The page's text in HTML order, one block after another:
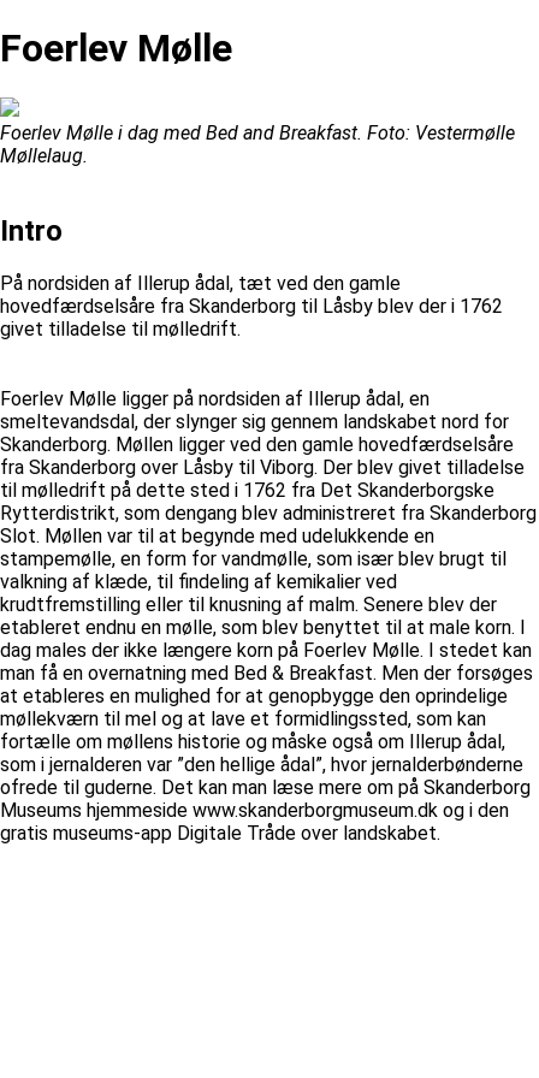
Foerlev Mølle
Foerlev Mølle i dag med Bed and Breakfast. Foto: Vestermølle
Møllelaug.
Intro
På nordsiden af Illerup ådal, tæt ved den gamle
hovedfærdselsåre fra Skanderborg til Låsby blev der i 1762
givet tilladelse til mølledrift.
Foerlev Mølle ligger på nordsiden af Illerup ådal, en
smeltevandsdal, der slynger sig gennem landskabet nord for
Skanderborg. Møllen ligger ved den gamle hovedfærdselsåre
fra Skanderborg over Låsby til Viborg. Der blev givet tilladelse
til mølledrift på dette sted i 1762 fra Det Skanderborgske
Rytterdistrikt, som dengang blev administreret fra Skanderborg
Slot. Møllen var til at begynde med udelukkende en
stampemølle, en form for vandmølle, som især blev brugt til
valkning af klæde, til findeling af kemikalier ved
krudtfremstilling eller til knusning af malm. Senere blev der
etableret endnu en mølle, som blev benyttet til at male korn. I
dag males der ikke længere korn på Foerlev Mølle. I stedet kan
man få en overnatning med Bed & Breakfast. Men der forsøges
at etableres en mulighed for at genopbygge den oprindelige
møllekværn til mel og at lave et formidlingssted, som kan
fortælle om møllens historie og måske også om Illerup ådal,
som i jernalderen var ”den hellige ådal”, hvor jernalderbønderne
ofrede til guderne. Det kan man læse mere om på Skanderborg
Museums hjemmeside www.skanderborgmuseum.dk og i den
gratis museums-app Digitale Tråde over landskabet.